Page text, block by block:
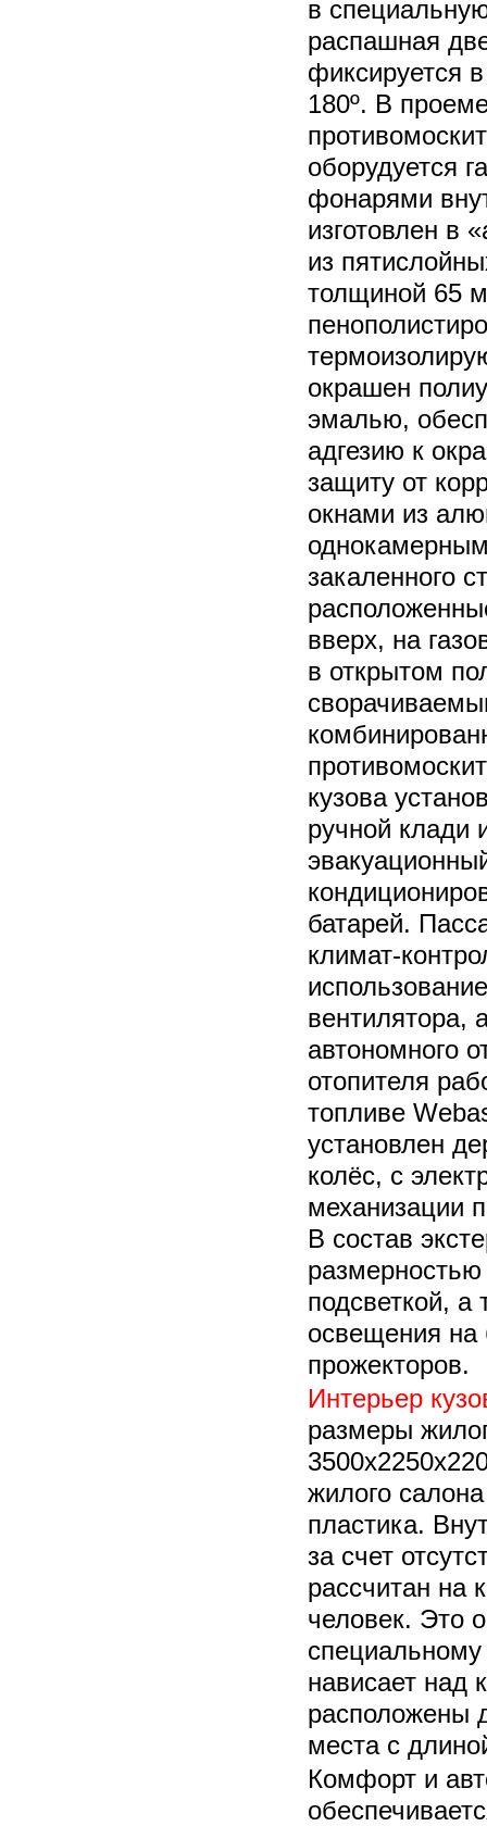
в
распашная
фиксируется
180º. В
оборудуется
фонарями
изготовлен в
из
толщиной 65
окрашен
эмалью,
адгезию к
защиту от
окнами из
закаленного
вверх, на
в открытом
кузова
ручной клади
батарей.
климат-
вентилятора,
автономного
отопителя
топливе
установлен
колёс, с
механизации
В состав
подсветкой, а
освещения на
прожекторов.
Интерьер
размеры
жилого
пластика.
за счет
рассчитан на
человек. Это
специальному
нависает над
расположены
места с
Комфорт и